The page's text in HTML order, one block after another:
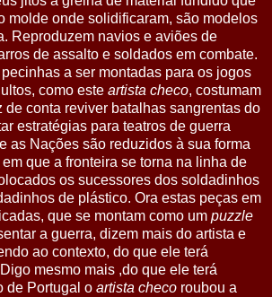
molde onde solidificaram, são modelos
Reproduzem navios e aviões de
de assalto e soldados em combate.
a ser montadas para os jogos
como este artista checo, costumam
de conta reviver batalhas sangrentas do
estratégias para teatros de guerra
as Nações são reduzidos à sua forma
que a fronteira se torna na linha de
os sucessores dos soldadinhos
de plástico. Ora estas peças em
que se montam como um puzzle
a guerra, dizem mais do artista e
ao contexto, do que ele terá
mesmo mais ,do que ele terá
de Portugal o artista checo roubou a